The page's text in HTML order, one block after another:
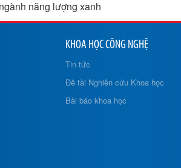
năng lượng xanh
KHOA HỌC CÔNG NGHỆ
Tin tức
Đề tài Nghiên cứu Khoa học
Bài báo khoa học